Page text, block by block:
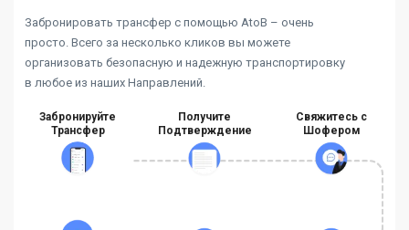
Забронировать трансфер с помощью AtoB – очень
просто. Всего за несколько кликов вы можете
организовать безопасную и надежную транспортировку
в любое из наших Направлений.
Забронируйте
Трансфер
Получите
Подтверждение
Свяжитесь с
Шофером